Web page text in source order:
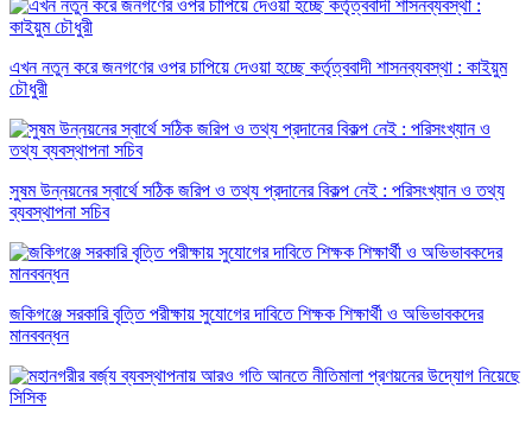
এখন নতুন করে জনগণের ওপর চাপিয়ে দেওয়া হচ্ছে কর্তৃত্ববাদী শাসনব্যবস্থা : কাইয়ুম
চৌধুরী
সুষম উন্নয়নের স্বার্থে সঠিক জরিপ ও তথ্য প্রদানের বিকল্প নেই : পরিসংখ্যান ও তথ্য
ব্যবস্থাপনা সচিব
জকিগঞ্জে সরকারি বৃত্তি পরীক্ষায় সুযোগের দাবিতে শিক্ষক শিক্ষার্থী ও অভিভাবকদের
মানববন্ধন